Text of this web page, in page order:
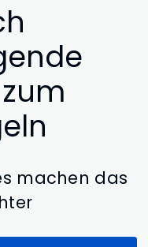
machen das